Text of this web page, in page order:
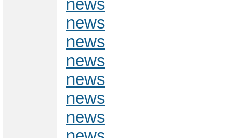
news
news
news
news
news
news
news